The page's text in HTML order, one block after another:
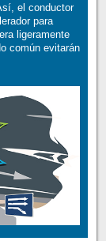
el conductor
para
ligeramente
común evitarán